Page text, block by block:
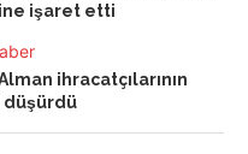
işaret etti
ihracatçılarının